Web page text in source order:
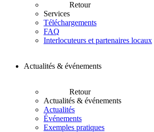
Retour
Services
Téléchargements
FAQ
Interlocuteurs et partenaires locaux
Actualités & événements
Retour
Actualités & événements
Actualités
Événements
Exemples pratiques